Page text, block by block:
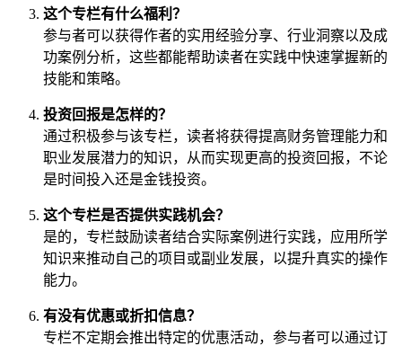
这个专栏有什么福利？
参与者可以获得作者的实用经验分享、行业洞察以及成
功案例分析，这些都能帮助读者在实践中快速掌握新的
技能和策略。
投资回报是怎样的？
通过积极参与该专栏，读者将获得提高财务管理能力和
职业发展潜力的知识，从而实现更高的投资回报，不论
是时间投入还是金钱投资。
这个专栏是否提供实践机会？
是的，专栏鼓励读者结合实际案例进行实践，应用所学
知识来推动自己的项目或副业发展，以提升真实的操作
能力。
有没有优惠或折扣信息？
专栏不定期会推出特定的优惠活动，参与者可以通过订